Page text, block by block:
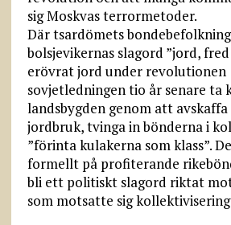
sig Moskvas terrormetoder.
Där tsardömets
bolsjevikernas slagord ”jord,
erövrat jord under revolutionen
sovjetledningen tio år senare ta
landsbygden genom att
jordbruk, tvinga in bönderna i
”förinta kulakerna som klass”.
formellt på profiterande
bli ett politiskt slagord riktat
som motsatte sig